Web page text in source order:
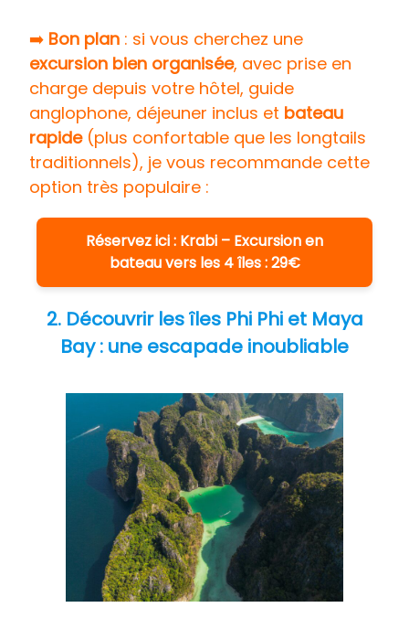
➡️ Bon plan : si vous cherchez une
excursion bien organisée, avec prise en
charge depuis votre hôtel, guide
anglophone, déjeuner inclus et bateau
rapide (plus confortable que les longtails
traditionnels), je vous recommande cette
option très populaire :
Réservez ici : Krabi – Excursion en
bateau vers les 4 îles : 29€
2. Découvrir les îles Phi Phi et Maya
Bay : une escapade inoubliable